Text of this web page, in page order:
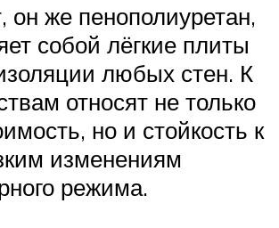
он же пенополиуретан,
собой лёгкие плиты
любых стен. К
относят не только
но и стойкость к
изменениям
режима.